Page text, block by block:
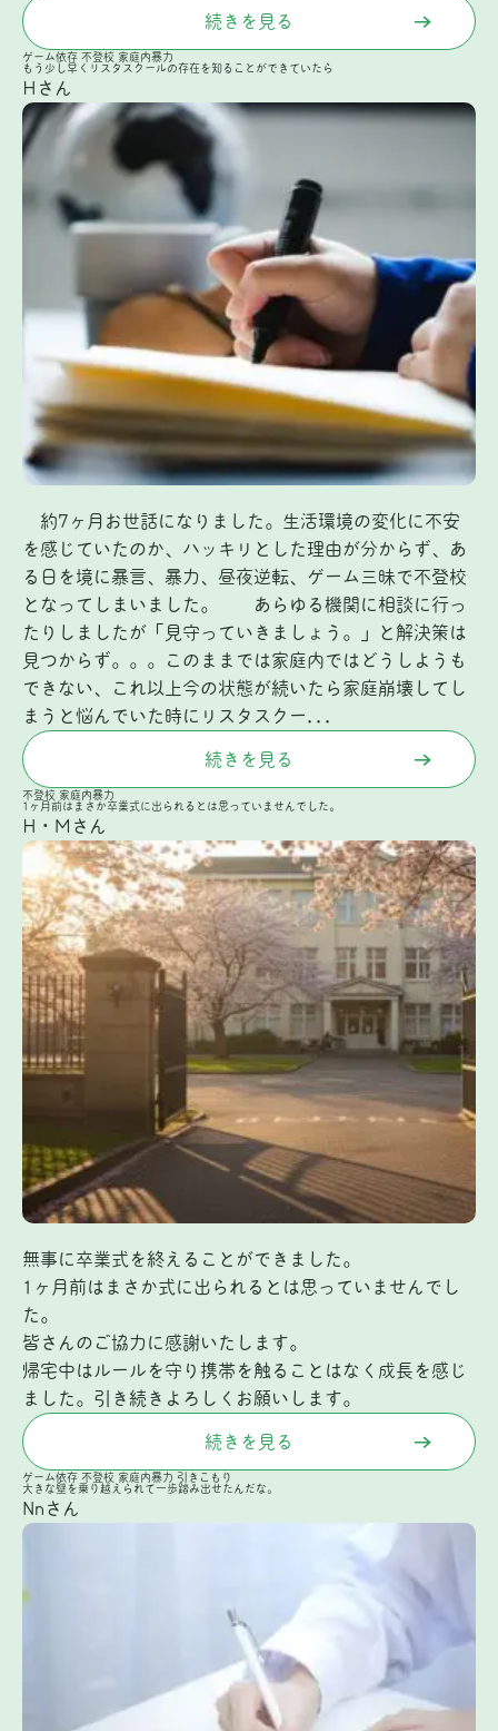
続きを見る
ゲーム依存 不登校 家庭内暴力
もう少し早くリスタスクールの存在を知ることができていたら
Hさん
約7ヶ月お世話になりました。生活環境の変化に不安
を感じていたのか、ハッキリとした理由が分からず、あ
る日を境に暴言、暴力、昼夜逆転、ゲーム三昧で不登校
となってしまいました。 あらゆる機関に相談に行っ
たりしましたが「見守っていきましょう。」と解決策は
見つからず。。。このままでは家庭内ではどうしようも
できない、これ以上今の状態が続いたら家庭崩壊してし
まうと悩んでいた時にリスタスクー...
続きを見る
不登校 家庭内暴力
1ヶ月前はまさか卒業式に出られるとは思っていませんでした。
H・Mさん
無事に卒業式を終えることができました。
1ヶ月前はまさか式に出られるとは思っていませんでし
た。
皆さんのご協力に感謝いたします。
帰宅中はルールを守り携帯を触ることはなく成長を感じ
ました。引き続きよろしくお願いします。
続きを見る
ゲーム依存 不登校 家庭内暴力 引きこもり
大きな壁を乗り越えられて一歩踏み出せたんだな。
Nnさん